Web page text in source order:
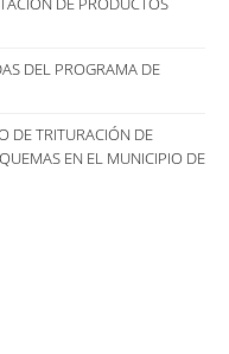
DEL PROGRAMA DE
DE TRITURACIÓN DE
EN EL MUNICIPIO DE